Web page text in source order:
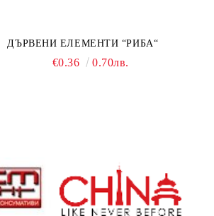
ДЪРВЕНИ ЕЛЕМЕНТИ “РИБА“
€0.36 0.70лв.